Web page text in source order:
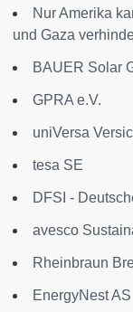
Nur Amerika
und Gaza
BAUER Solar
GPRA e.V.
uniVersa
tesa SE
DFSI -
avesco
Rheinbraun
EnergyNest AS